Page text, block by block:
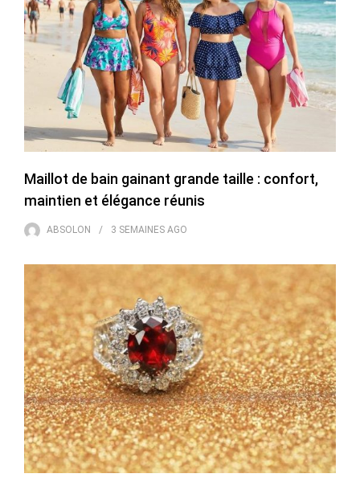
Maillot de bain gainant grande taille : confort,
maintien et élégance réunis
ABSOLON 3 SEMAINES AGO